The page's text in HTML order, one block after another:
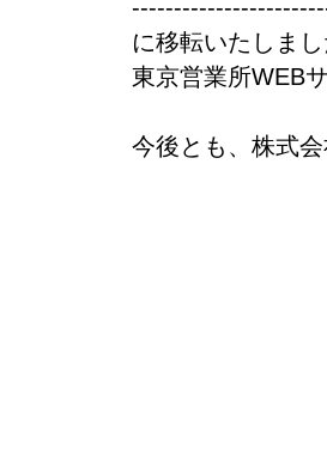
に移転いたしま
東京営業所WEB
今後とも、株式